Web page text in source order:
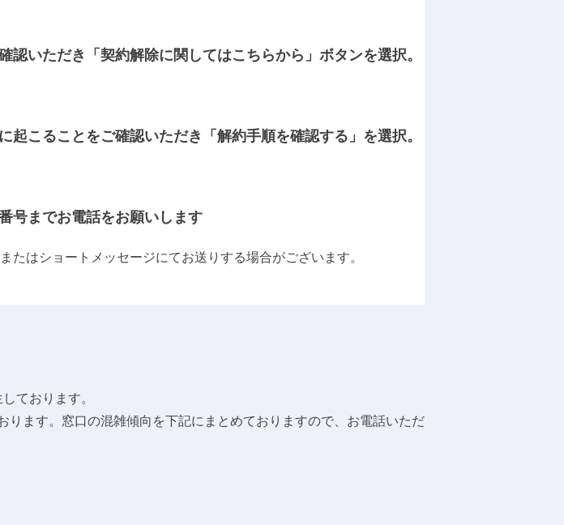
いただき「契約解除に関してはこちらから」ボタンを選択。
こることをご確認いただき「解約手順を確認する」を選択。
号までお電話をお願いします
はショートメッセージにてお送りする場合がございます。
ております。
ます。窓口の混雑傾向を下記にまとめておりますので、お電話いただ